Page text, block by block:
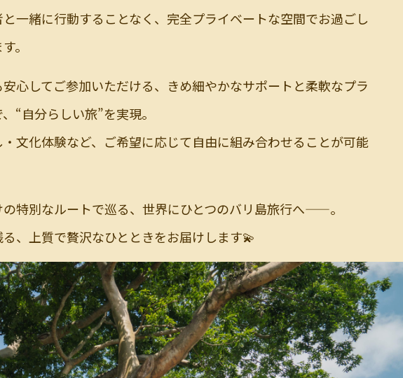
一緒に行動することなく、完全プライベートな空間でお過ごし
。
安心してご参加いただける、きめ細やかなサポートと柔軟なプラ
“自分らしい旅”を実現。
文化体験など、ご希望に応じて自由に組み合わせることが可能
の特別なルートで巡る、世界にひとつのバリ島旅行へ——。
、上質で贅沢なひとときをお届けします💫